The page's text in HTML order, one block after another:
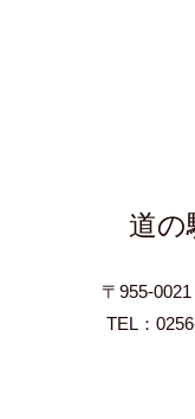
道の
〒955-
TEL：